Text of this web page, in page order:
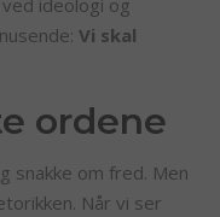
ideologi og
Vi skal
ordene
snakke om fred. Men
Når vi ser